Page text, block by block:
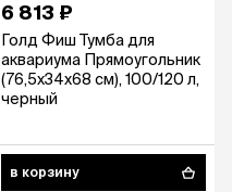
6 813 ₽
Голд Фиш Тумба для
аквариума Прямоугольник
(76,5x34x68 см), 100/120 л,
черный
в корзину